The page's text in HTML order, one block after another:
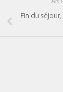
Fin du